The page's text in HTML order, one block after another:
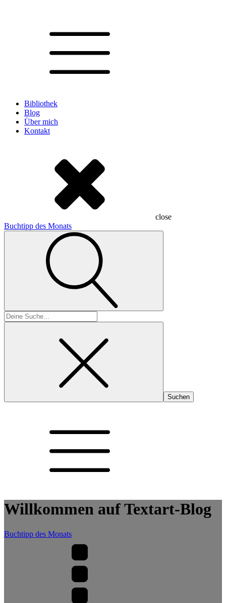
Bibliothek
Blog
Über mich
Kontakt
close
Buchtipp des Monats
Suchen
nach:
Willkommen auf Textart-Blog
Buchtipp des Monats